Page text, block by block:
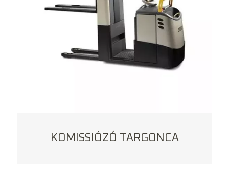
KOMISSIÓZÓ TARGONCA